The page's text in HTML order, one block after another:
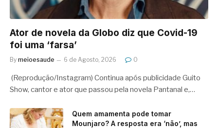
Ator de novela da Globo diz que Covid-19
foi uma ‘farsa’
By meioesaude 6 de Agosto, 2026 0
(Reprodução/Instagram) Continua após publicidade Guito
Show, cantor e ator que passou pela novela Pantanal e,…
Quem amamenta pode tomar
Mounjaro? A resposta era ‘não’, mas